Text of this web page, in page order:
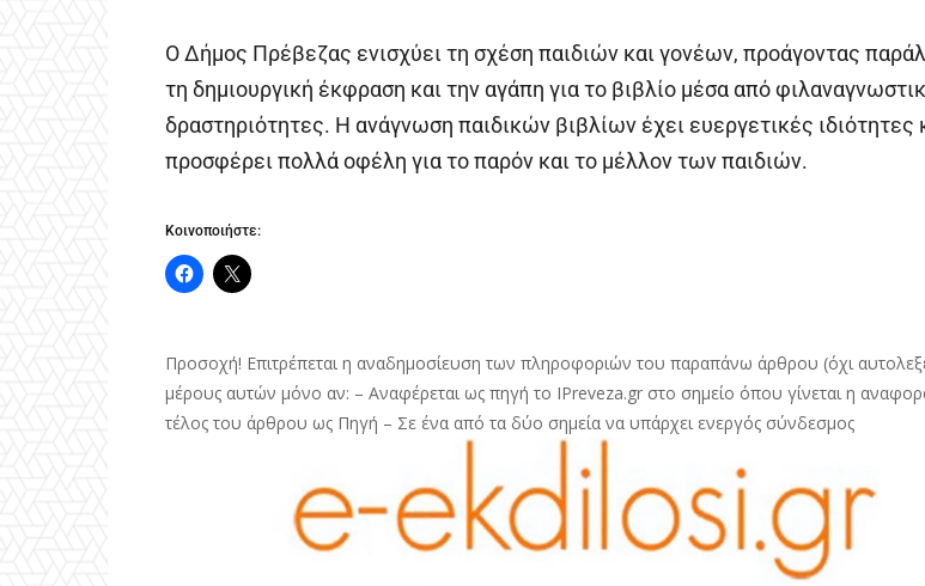
Ο Δήμος Πρέβεζας ενισχύει τη σχέση παιδιών και γονέων, προάγοντας
τη δημιουργική έκφραση και την αγάπη για το βιβλίο μέσα από
δραστηριότητες. Η ανάγνωση παιδικών βιβλίων έχει ευεργετικές ιδιότητες
προσφέρει πολλά οφέλη για το παρόν και το μέλλον των παιδιών.
Κοινοποιήστε:
Προσοχή! Επιτρέπεται η αναδημοσίευση των πληροφοριών του παραπάνω άρθρου (όχι
μέρους αυτών μόνο αν: – Αναφέρεται ως πηγή το IPreveza.gr στο σημείο όπου γίνεται η
τέλος του άρθρου ως Πηγή – Σε ένα από τα δύο σημεία να υπάρχει ενεργός σύνδεσμος